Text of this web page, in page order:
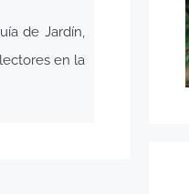
de Jardín,
en la